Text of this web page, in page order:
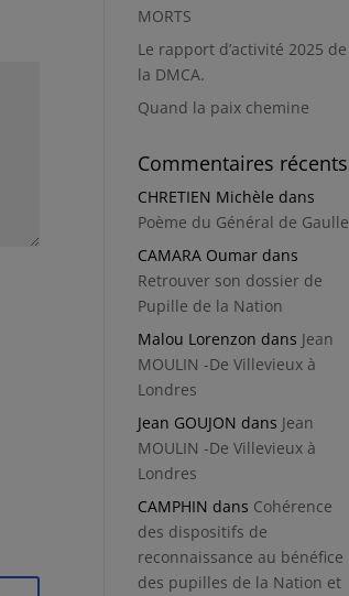
MORTS
Le rapport d’activité 2025 de
la DMCA.
Quand la paix chemine
Commentaires récents
CHRETIEN Michèle dans
Poème du Général de Gaulle
CAMARA Oumar dans
Retrouver son dossier de
Pupille de la Nation
Malou Lorenzon dans Jean
MOULIN -De Villevieux à
Londres
Jean GOUJON dans Jean
MOULIN -De Villevieux à
Londres
CAMPHIN dans Cohérence
des dispositifs de
reconnaissance au bénéfice
des pupilles de la Nation et